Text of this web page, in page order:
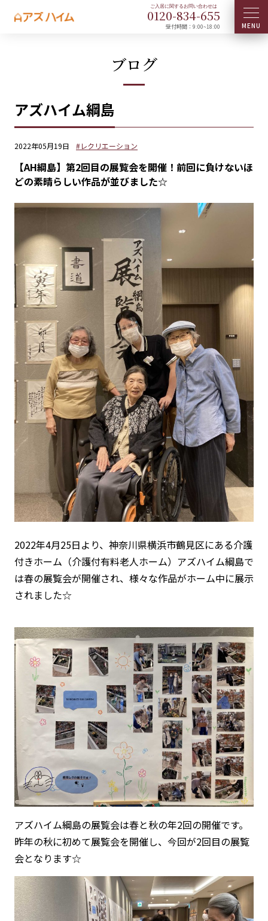
0120-834-655
受付時間：9:00~18:00
ブログ
アズハイム綱島
2022年05月19日 #レクリエーション
【AH綱島】第2回目の展覧会を開催！前回に負けないほ
どの素晴らしい作品が並びました☆
2022年4月25日より、神奈川県横浜市鶴見区にある介護
付きホーム（介護付有料老人ホーム）アズハイム綱島で
は春の展覧会が開催され、様々な作品がホーム中に展示
されました☆
アズハイム綱島の展覧会は春と秋の年2回の開催です。
昨年の秋に初めて展覧会を開催し、今回が2回目の展覧
会となります☆